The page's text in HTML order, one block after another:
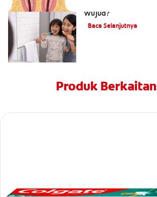
Wujud?
Baca Selanjutnya
Produk Berkaitan